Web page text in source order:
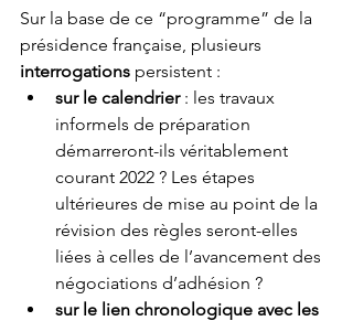
Sur la base de ce “programme” de la
présidence française, plusieurs
interrogations persistent :
sur le calendrier : les travaux
informels de préparation
démarreront-ils véritablement
courant 2022 ? Les étapes
ultérieures de mise au point de la
révision des règles seront-elles
liées à celles de l’avancement des
négociations d’adhésion ?
sur le lien chronologique avec les